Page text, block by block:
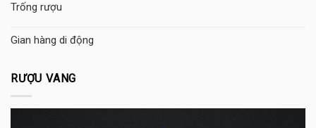
Trống rượu
Gian hàng di động
RƯỢU VANG